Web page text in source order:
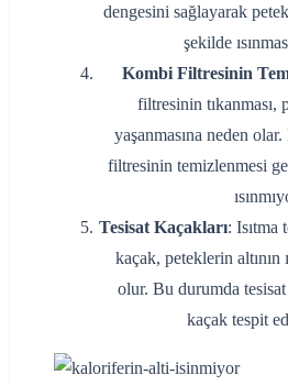
dengesini sağlayarak
şekilde
Kombi Filtresinin
filtresinin tıkanması,
yaşanmasına neden
filtresinin temizlenmesi
Tesisat Kaçakları: Isıtma
kaçak, peteklerin altının
olur. Bu durumda
kaçak tespit